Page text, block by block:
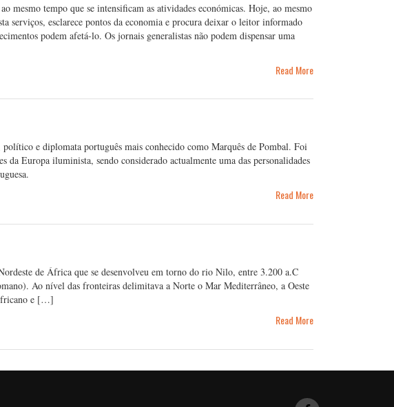
mesmo tempo que se intensificam as atividades económicas. Hoje, ao mesmo
serviços, esclarece pontos da economia e procura deixar o leitor informado
podem afetá-lo. Os jornais generalistas não podem dispensar uma
Read More
e diplomata português mais conhecido como Marquês de Pombal. Foi
da Europa iluminista, sendo considerado actualmente uma das personalidades
Read More
de África que se desenvolveu em torno do rio Nilo, entre 3.200 a.C
Ao nível das fronteiras delimitava a Norte o Mar Mediterrâneo, a Oeste
e […]
Read More